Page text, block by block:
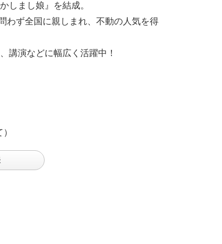
しまし娘』を結成。
わず全国に親しまれ、不動の人気を得
講演などに幅広く活躍中！